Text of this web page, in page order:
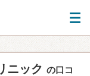
ニック の口コ